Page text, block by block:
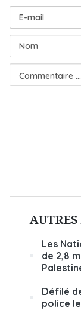
Les
de 2,8
Défilé
police